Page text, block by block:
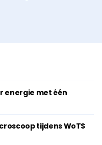
energie met één
tijdens WoTS